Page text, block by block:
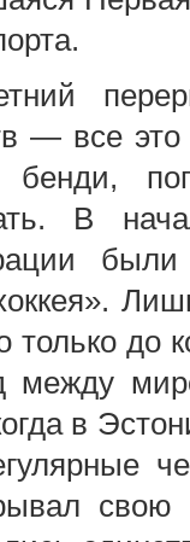
— все
бенди,
В
только до
между
в
свою